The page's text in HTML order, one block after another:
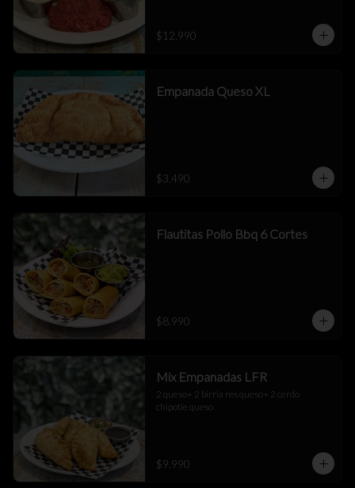
$12.990
Empanada Queso XL
$3.490
Flautitas Pollo Bbq 6 Cortes
$8.990
Mix Empanadas LFR
2 queso+ 2 birria res queso+ 2 cerdo
chipotle queso
$9.990